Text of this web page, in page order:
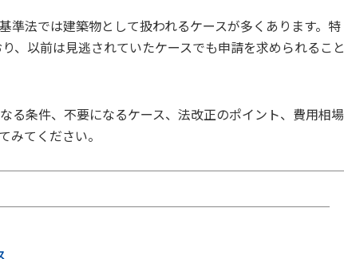
法では建築物として扱われるケースが多くあります。特
、以前は見逃されていたケースでも申請を求められること
る条件、不要になるケース、法改正のポイント、費用相場
みてください。